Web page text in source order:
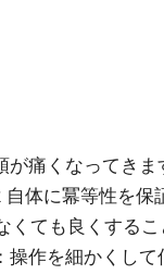
が痛くなってき
体に冪等性を保
ても良くする
作を細かくし